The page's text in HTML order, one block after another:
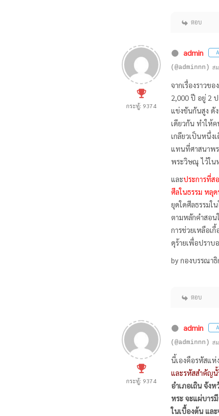
ตอบ
กระทู้: 9374
admin
(@adminnn) ส
จากเรื่องราวข
2,000 ปี อยู่ 2
แข่งขันกันสูง ดั
เดียวกัน ทำให้
เกลียวเป็นหนึ่ง
แทนที่ศาสนาพร
พระวิษณุ ไว้ใน
และประการที่ส
ศีลในธรรม หลุ
ยุดใดศีลธรรมใ
ตามหลักคำสอ
การช่วยเหลือเ
ดุร้ายเพื่อปราบ
by กองบรรณาธิ
ตอบ
กระทู้: 9374
admin
(@adminnn) ส
นี้เองคือรหัสแ
และรหัสสำคัญ
อำเภอเถิน จัง
หระ จะแผ่บาร
ในเบื้องต้น แล